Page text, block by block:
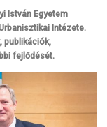
István Egyetem
Intézete.
publikációk,
fejlődését.